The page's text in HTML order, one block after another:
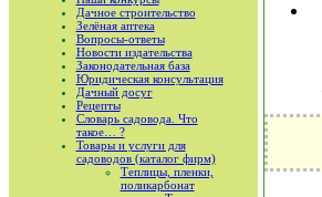
Дачное строительство
Зелёная аптека
Вопросы-ответы
Новости издательства
Законодательная база
Юридическая консультация
Дачный досуг
Рецепты
Словарь садовода. Что
такое… ?
Товары и услуги для
садоводов (каталог фирм)
Теплицы, пленки,
поликарбонат